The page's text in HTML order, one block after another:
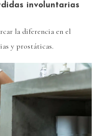
involuntarias
la diferencia en el
y prostáticas.